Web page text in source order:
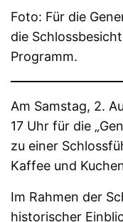
Foto: Für die
die
Programm.
Am Samstag, 2.
17 Uhr für die
zu einer
Kaffee und
Im Rahmen der
historischer